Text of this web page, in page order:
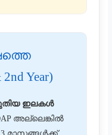
Year)
ഇലകൾ
അല്ലെങ്കിൽ
3 മാസങ്ങൾക്ക്